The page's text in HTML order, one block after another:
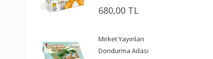
680,00 TL
Mirket Yayınları
Dondurma Adası